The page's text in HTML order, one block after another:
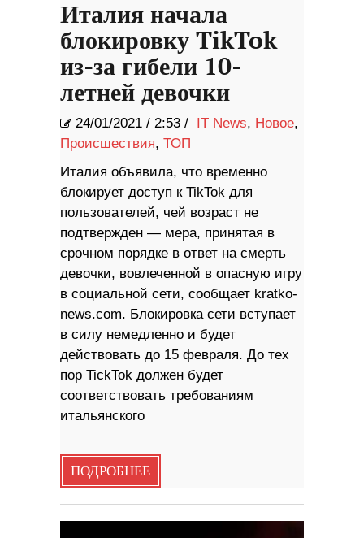
Италия начала
блокировку TikTok
из-за гибели 10-
летней девочки
24/01/2021 / 2:53 / IT News, Новое,
Происшествия, ТОП
Италия объявила, что временно
блокирует доступ к TikTok для
пользователей, чей возраст не
подтвержден — мера, принятая в
срочном порядке в ответ на смерть
девочки, вовлеченной в опасную игру
в социальной сети, сообщает kratko-
news.com. Блокировка сети вступает
в силу немедленно и будет
действовать до 15 февраля. До тех
пор TickTok должен будет
соответствовать требованиям
итальянского
ПОДРОБНЕЕ